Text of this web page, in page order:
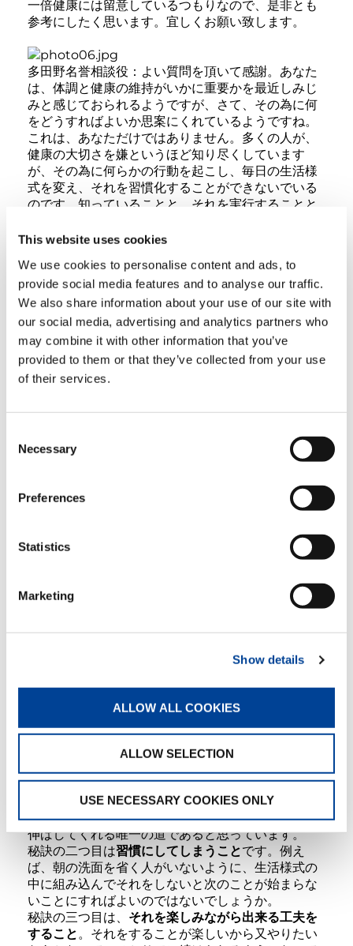
This website uses cookies
We use cookies to personalise content and ads, to
provide social media features and to analyse our traffic.
We also share information about your use of our site with
our social media, advertising and analytics partners who
may combine it with other information that you’ve
provided to them or that they’ve collected from your use
of their services.
Selection
Necessary
Preferences
Statistics
Marketing
Show details
ALLOW ALL COOKIES
ALLOW SELECTION
USE NECESSARY COOKIES ONLY
一倍健康には留意しているつもりなので、是非とも
参考にしたく思います。宜しくお願い致します。
多田野名誉相談役：よい質問を頂いて感謝。あなた
は、体調と健康の維持がいかに重要かを最近しみじ
みと感じておられるようですが、さて、その為に何
をどうすればよいか思案にくれているようですね。
これは、あなただけではありません。多くの人が、
健康の大切さを嫌というほど知り尽くしています
が、その為に何らかの行動を起こし、毎日の生活様
式を変え、それを習慣化することができないでいる
のです。知っていることと、それを実行することと
はさらに継続する努力なしには身に付きません。
っていいのか、何か自分を伸ばすことを考えなけれ
ばと、思いついたのが禁煙でした。もし、禁煙も出
来ないようなら、何をやっても駄目だ。俺は人の上
に立つ人間としては失格だと考えました。ところ
が、禁煙は何の苦痛も無く簡単にできてしまった。
そこで、もっと厳しい試練を自分に与えようと早朝
のジョギングと水泳を日課としました。以来、30数
年間休むことなく続けてきたお陰で、今日の私があ
歳になるので、ぼつぼつ止めることにしてもいいの
ですが、他に止める理由が見つからないのでそのま
朝の時間帯をフルに活用
していること
ではないでしょうか。一年中、朝は5時
し、この時間に自発的に起きられないのは、気合が
入っていない証拠、充実した悔いのない1日のスター
めないが、それでもいいのか」というもう一人の自
分の声が聞こえてくるから、起きずにはいられない
一度もありません。
ジョギングは屋島グランド周辺を約3キロ走り、終わ
って自宅のプールでひと泳ぎします。必ず濡れるか
ら、雨が降っても中止する理由もなく、したがって
年中無休。プールは天然の温度だから、冬はとても
泳ぎ終わった時の満足感は大きいのです。誰もが嫌
がるような辛いことを私は楽しみながらやれるとい
う自信が、いつも寒さ冷たさを吹き飛ばしてくれま
す。正月元日は庵治の海岸、3日は大的場の海で泳ぐ
ことを20年以上続けています。私は若い時から、安
易な道に成長進歩は有り得ない、苦難の道こそ私を
伸ばしてくれる唯一の道であると思っています。
秘訣の二つ目は習慣にしてしまうことです。例え
ば、朝の洗面を省く人がいないように、生活様式の
中に組み込んでそれをしないと次のことが始まらな
いことにすればよいのではないでしょうか。
秘訣の三つ目は、 それを楽しみながら出来る工夫を
すること。それをすることが楽しいから又やりたい